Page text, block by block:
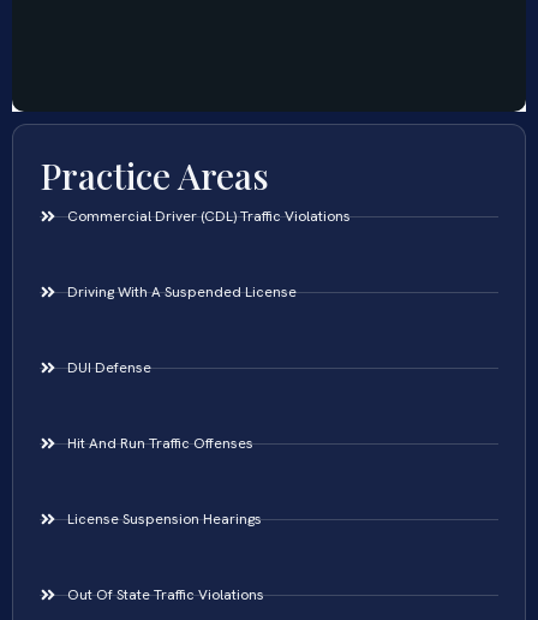
Practice Areas
Commercial Driver (CDL) Traffic Violations
Driving With A Suspended License
DUI Defense
Hit And Run Traffic Offenses
License Suspension Hearings
Out Of State Traffic Violations